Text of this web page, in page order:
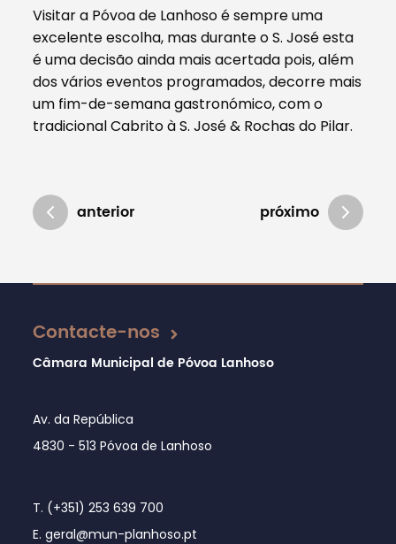
Visitar a Póvoa de Lanhoso é sempre uma
excelente escolha, mas durante o S. José esta
é uma decisão ainda mais acertada pois, além
dos vários eventos programados, decorre mais
um fim-de-semana gastronómico, com o
tradicional Cabrito à S. José & Rochas do Pilar.
anterior próximo
Atualizado em 16/03/2023
Contacte-nos
Câmara Municipal de Póvoa Lanhoso
Av. da República
4830 - 513 Póvoa de Lanhoso
T. (+351) 253 639 700
E. geral@mun-planhoso.pt